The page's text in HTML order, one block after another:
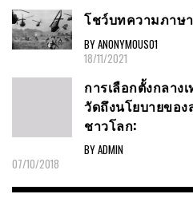
โชว์บทความภาษ
BY ANONYMOUS01
18/11/2021
การเลือกตั้งกลาง
วัดถึงนโยบายขอ
ชาวโลก:
BY ADMIN
07/10/2018